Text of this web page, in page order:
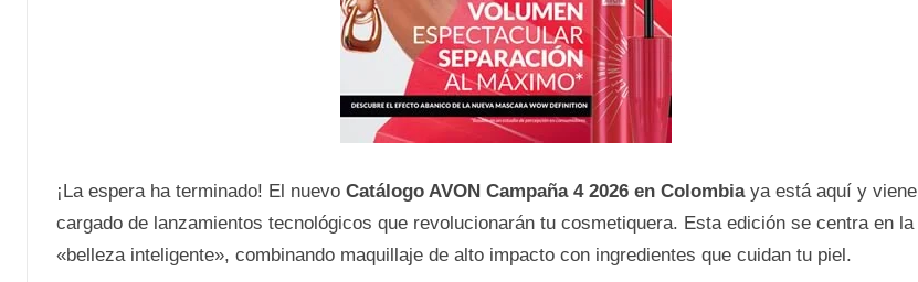
¡La espera ha terminado! El nuevo Catálogo AVON Campaña 4 2026 en Colombiaya está aquí y viene
cargado de lanzamientos tecnológicos que revolucionarán tu cosmetiquera. Esta edición se centra en la
«belleza inteligente», combinando maquillaje de alto impacto con ingredientes que cuidan tu piel.